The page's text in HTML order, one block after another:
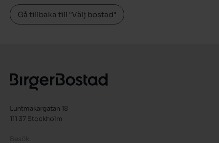
Gå tillbaka till "Välj bostad"
Luntmakargatan 18
111 37 Stockholm
Besök